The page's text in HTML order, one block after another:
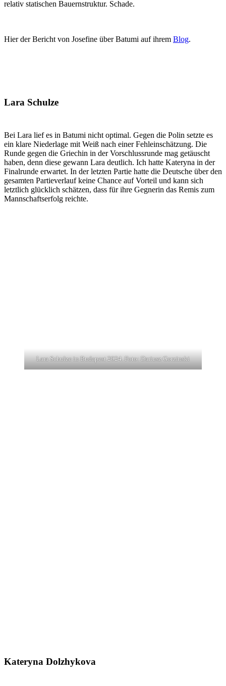
relativ statischen Bauernstruktur. Schade.
Hier der Bericht von Josefine über Batumi auf ihrem Blog.
Lara Schulze
Bei Lara lief es in Batumi nicht optimal. Gegen die Polin setzte es
ein klare Niederlage mit Weiß nach einer Fehleinschätzung. Die
Runde gegen die Griechin in der Vorschlussrunde mag getäuscht
haben, denn diese gewann Lara deutlich. Ich hatte Kateryna in der
Finalrunde erwartet. In der letzten Partie hatte die Deutsche über den
gesamten Partieverlauf keine Chance auf Vorteil und kann sich
letztlich glücklich schätzen, dass für ihre Gegnerin das Remis zum
Mannschaftserfolg reichte.
Lara Schulze in Budapest 2024. Foto: Dariusz Gorzinski
Kateryna Dolzhykova